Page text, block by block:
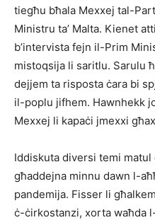
tiegħu bħala Mexxej tal-
Ministru ta’ Malta. Kienet
b’intervista fejn il-Prim
mistoqsija li saritlu. Sarulu
dejjem ta risposta ċara bi
il-poplu jifhem. Hawnhekk
Mexxej li kapaċi jmexxi
Iddiskuta diversi temi
għaddejna minnu dawn l-
pandemija. Fisser li
ċ-ċirkostanzi, xorta waħda